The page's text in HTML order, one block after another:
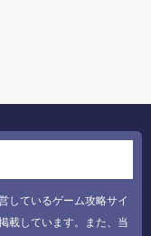
しているゲーム攻略サイ
載しています。また、当